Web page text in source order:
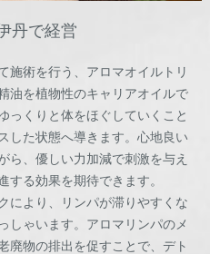
丹で経営
施術を行う、アロマオイルトリ
油を植物性のキャリアオイルで
っくりと体をほぐしていくこと
した状態へ導きます。心地良い
ら、優しい力加減で刺激を与え
する効果を期待できます。
により、リンパが滞りやすくな
しゃいます。アロマリンパのメ
廃物の排出を促すことで、デト